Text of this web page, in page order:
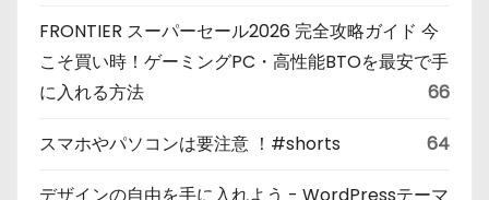
FRONTIER スーパーセール2026 完全攻略ガイド 今
こそ買い時！ゲーミングPC・高性能BTOを最安で手
に入れる方法
66
スマホやパソコンは要注意 ！#shorts 64